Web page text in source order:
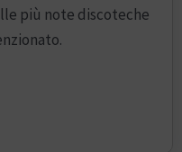
più note discoteche